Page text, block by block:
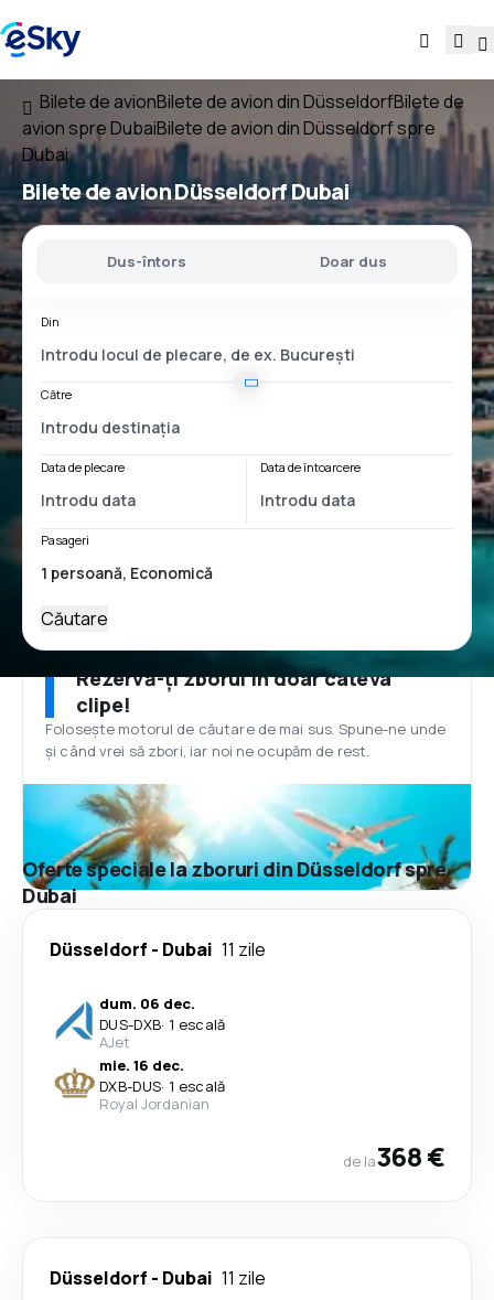
Bilete de avionBilete de avion din DüsseldorfBilete de
avion spre DubaiBilete de avion din Düsseldorf spre
Dubai
Bilete de avionDüsseldorf Dubai
Dus-întors Doar dus
Din
Către
Data de plecare Data de întoarcere
Pasageri
Căutare
Rezervă-ți zborul în doar câteva
clipe!
Folosește motorul de căutare de mai sus. Spune-ne unde
și când vrei să zbori, iar noi ne ocupăm de rest.
Oferte speciale la zboruri din Düsseldorf spre
Dubai
Düsseldorf - Dubai 11 zile
dum. 06 dec.
DUS-DXB· 1 escală
AJet
mie. 16 dec.
DXB-DUS· 1 escală
Royal Jordanian
de la368 €
Düsseldorf - Dubai 11 zile